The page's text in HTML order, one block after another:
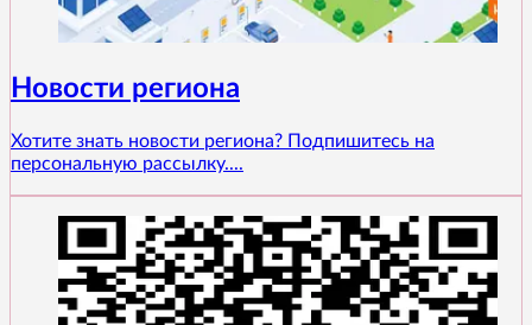
Новости региона
Хотите знать новости региона? Подпишитесь на
персональную рассылку....